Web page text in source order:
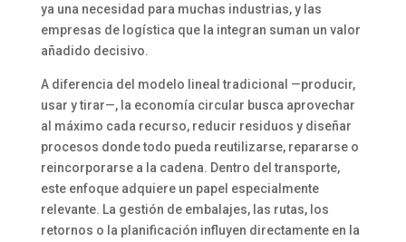
ya una necesidad para muchas industrias, y las
empresas de logística que la integran suman un valor
añadido decisivo.
A diferencia del modelo lineal tradicional —producir,
usar y tirar—, la economía circular busca aprovechar
al máximo cada recurso, reducir residuos y diseñar
procesos donde todo pueda reutilizarse, repararse o
reincorporarse a la cadena. Dentro del transporte,
este enfoque adquiere un papel especialmente
relevante. La gestión de embalajes, las rutas, los
retornos o la planificación influyen directamente en la